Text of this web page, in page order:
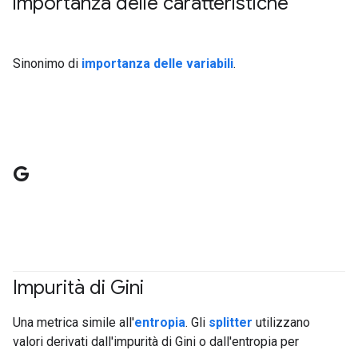
Sinonimo di importanza delle variabili.
G
Impurità di Gini
Una metrica simile all'entropia. Gli splitter utilizzano
valori derivati dall'impurità di Gini o dall'entropia per